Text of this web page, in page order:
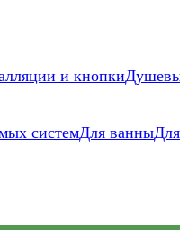
и кнопки
системДля ванны